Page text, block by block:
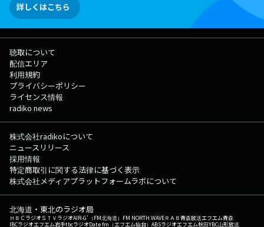
詳しくはこちら
聴取について
配信エリア
利用規約
プライバシーポリシー
ライセンス情報
radiko news
株式会社radikoについて
ニュースリリース
採用情報
特定商取引に関する法律に基づく表示
株式会社メディアプラットフォームラボについて
北海道・東北のラジオ局
ＨＢＣラジオＳＴＶラジオAIR-G'（FM北海道） FM NORTH WAVEＲＡＢ青森放送エフエム青森
IBCラジオエフエム岩手tbcラジオDate fm（エフエム仙台） ABSラジオエフエム秋田YBC山形放送